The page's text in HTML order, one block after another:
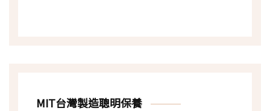
MIT台灣製造聰明保養